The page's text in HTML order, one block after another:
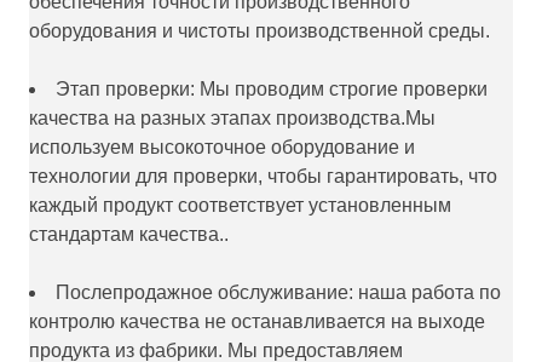
оборудования и чистоты производственной среды.
Этап проверки: Мы проводим строгие проверки
качества на разных этапах производства.Мы
используем высокоточное оборудование и
технологии для проверки, чтобы гарантировать, что
каждый продукт соответствует установленным
стандартам качества..
Послепродажное обслуживание: наша работа по
контролю качества не останавливается на выходе
продукта из фабрики. Мы предоставляем